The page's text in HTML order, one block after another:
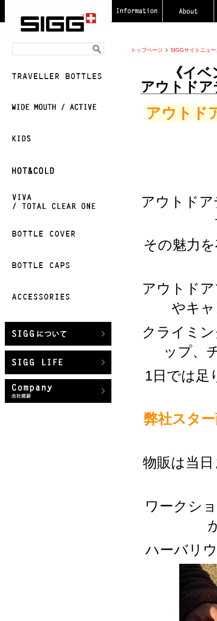
トップページ SIGGサイトニュー
《イベン
アウトド
アウトド
アウトド
その魅力
アウトド
やキ
クライミ
ップ、
1日では足
弊社スタ
物販は当
ワークシ
ハーバリ